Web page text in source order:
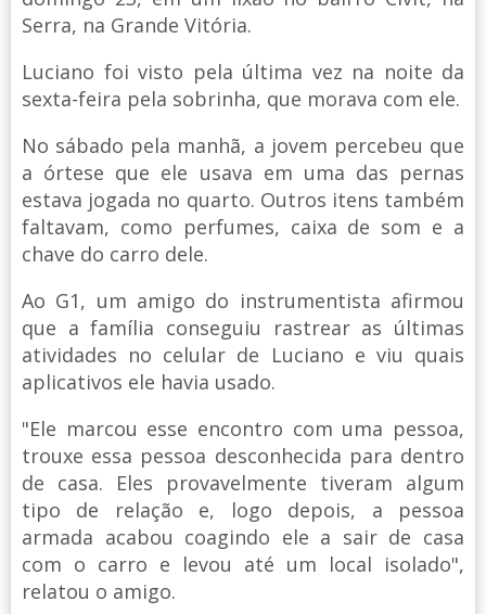
Serra, na Grande Vitória.
Luciano foi visto pela última vez na noite da
sexta-feira pela sobrinha, que morava com ele.
No sábado pela manhã, a jovem percebeu que
a órtese que ele usava em uma das pernas
estava jogada no quarto. Outros itens também
faltavam, como perfumes, caixa de som e a
chave do carro dele.
Ao G1, um amigo do instrumentista afirmou
que a família conseguiu rastrear as últimas
atividades no celular de Luciano e viu quais
aplicativos ele havia usado.
"Ele marcou esse encontro com uma pessoa,
trouxe essa pessoa desconhecida para dentro
de casa. Eles provavelmente tiveram algum
tipo de relação e, logo depois, a pessoa
armada acabou coagindo ele a sair de casa
com o carro e levou até um local isolado",
relatou o amigo.